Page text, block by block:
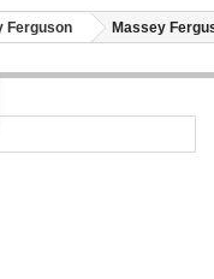
Ferguson Massey